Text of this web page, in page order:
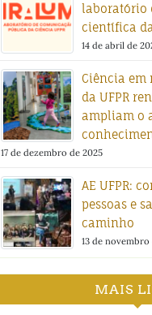
laboratório
científica da
14 de abril de
Ciência em
da UFPR
ampliam o
17 de dezembro de 2025
AE UFPR:
pessoas e
caminho
13 de novembro
MAIS